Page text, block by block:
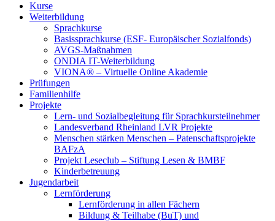
Kurse
Weiterbildung
Sprachkurse
Basissprachkurse (ESF- Europäischer Sozialfonds)
AVGS-Maßnahmen
ONDIA IT-Weiterbildung
VIONA® – Virtuelle Online Akademie
Prüfungen
Familienhilfe
Projekte
Lern- und Sozialbegleitung für Sprachkursteilnehmer
Landesverband Rheinland LVR Projekte
Menschen stärken Menschen – Patenschaftsprojekte
BAFzA
Projekt Leseclub – Stiftung Lesen & BMBF
Kinderbetreuung
Jugendarbeit
Lernförderung
Lernförderung in allen Fächern
Bildung & Teilhabe (BuT) und